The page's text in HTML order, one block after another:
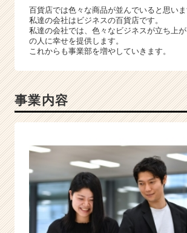
リ
ア
（C
h
a
r）
百貨店では色々な商品が並んでいると思いま
私達の会社はビジネスの百貨店です。
私達の会社では、色々なビジネスが立ち上が
の人に幸せを提供します。
これからも事業部を増やしていきます。
事業内容